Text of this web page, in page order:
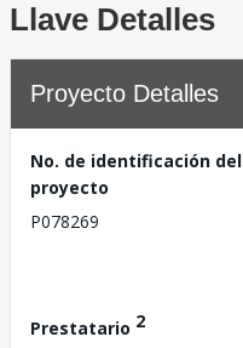
Llave Detalles
Proyecto Detalles
No. de identificación del
proyecto
P078269
Prestatario 2